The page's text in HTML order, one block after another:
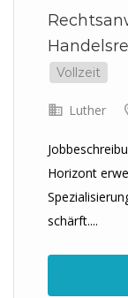
Vollzeit
Luther
Horizont
schärft....